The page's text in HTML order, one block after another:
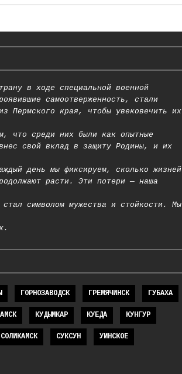
в ходе специальной военной
самоотверженность, стали
Пермского края, чтобы увековечить их
что среди них были как опытные
свой вклад в защиту Родины, и их
день мы фиксируем, сколько жизней
расти. Эти потери — наша
символом мужества и стойкости. Мы
ГОРНОЗАВОДСК ГРЕМЯЧИНСК ГУБАХА
КУДЫМКАР КУЕДА КУНГУР
СОЛИКАМСК СУКСУН УИНСКОЕ